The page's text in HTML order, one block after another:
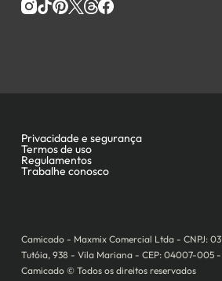
Camicado - Maxmix Comercial Ltda - CNPJ:
Tutóia, 938 - Vila Mariana - CEP: 04007-005 -
Camicado © Todos os direitos reservados